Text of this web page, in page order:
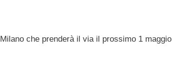
che prenderà il via il prossimo 1 maggio